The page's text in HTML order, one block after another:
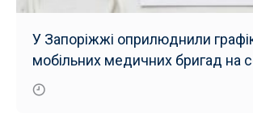
У Запоріжжі оприлюднили
мобільних медичних бригад на